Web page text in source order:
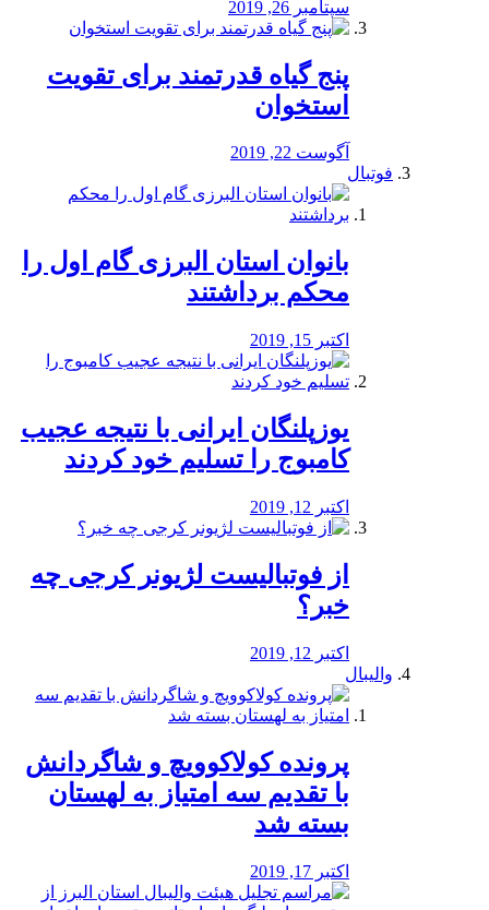
سپتامبر 26, 2019
پنج گیاه قدرتمند برای تقویت
استخوان
آگوست 22, 2019
فوتبال
بانوان استان البرزی گام اول را
محكم برداشتند
اکتبر 15, 2019
یوزپلنگان ایرانی با نتیجه عجیب
کامبوج را تسلیم خود کردند
اکتبر 12, 2019
از فوتبالیست لژیونر کرجی چه
خبر؟
اکتبر 12, 2019
والیبال
پرونده کولاکوویچ و شاگردانش
با تقدیم سه امتیاز به لهستان
بسته شد
اکتبر 17, 2019